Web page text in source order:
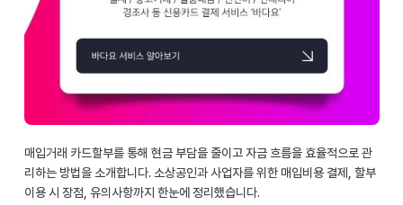
매입거래 카드할부를 통해 현금 부담을 줄이고 자금 흐름을 효율적으로 관
리하는 방법을 소개합니다. 소상공인과 사업자를 위한 매입비용 결제, 할부
이용 시 장점, 유의사항까지 한눈에 정리했습니다.